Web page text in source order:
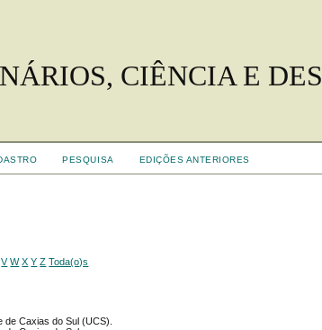
CIÊNCIA E
PESQUISA EDIÇÕES ANTERIORES
V W X Y Z Toda(o)s
de Caxias do Sul (UCS).